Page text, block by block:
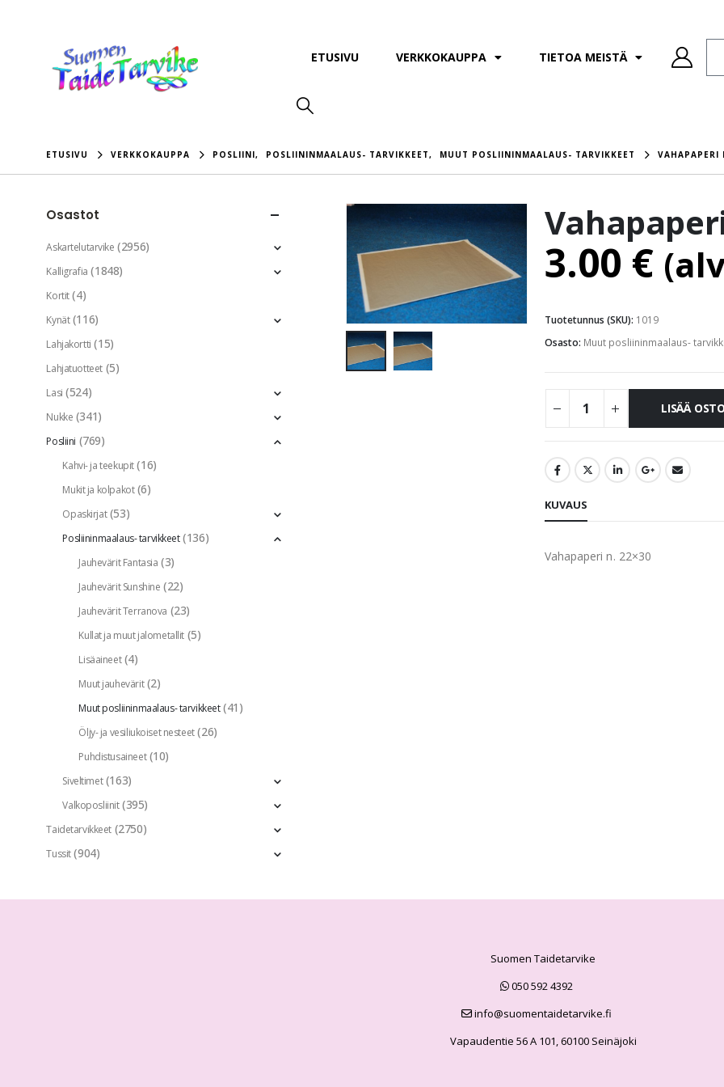
ETUSIVU VERKKOKAUPPA TIETOA MEISTÄ
ETUSIVU VERKKOKAUPPA POSLIINI, POSLIININMAALAUS- TARVIKKEET, MUUT POSLIININMAALAUS- TARVIKKEET VAHAPAPERI
3.00 €
Tuotetunnus (SKU): 1019
Osasto: Muut posliininmaalaus-
LISÄÄ
KUVAUS
Vahapaperi n. 22×30
Osastot
Askartelutarvike (2956)
Kalligrafia (1848)
Kortit (4)
Kynät (116)
Lahjakortti (15)
Lahjatuotteet (5)
Lasi (524)
Nukke (341)
Posliini (769)
Kahvi- ja teekupit (16)
Mukit ja kolpakot (6)
Opaskirjat (53)
Posliininmaalaus- tarvikkeet (136)
Jauhevärit Fantasia (3)
Jauhevärit Sunshine (22)
Jauhevärit Terranova (23)
Kullat ja muut jalometallit (5)
Lisäaineet (4)
Muut jauhevärit (2)
Muut posliininmaalaus- tarvikkeet (41)
Öljy- ja vesiliukoiset nesteet (26)
Puhdistusaineet (10)
Siveltimet (163)
Valkoposliinit (395)
Taidetarvikkeet (2750)
Tussit (904)
Suomen Taidetarvike
050 592 4392
info@suomentaidetarvike.fi
Vapaudentie 56 A 101, 60100 Seinäjoki